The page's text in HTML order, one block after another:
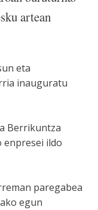
artean
eta
inauguratu
Berrikuntza
enpresei ildo
paregabea
egun